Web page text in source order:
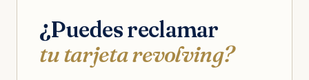
¿Puedes reclamar
tu tarjeta revolving?